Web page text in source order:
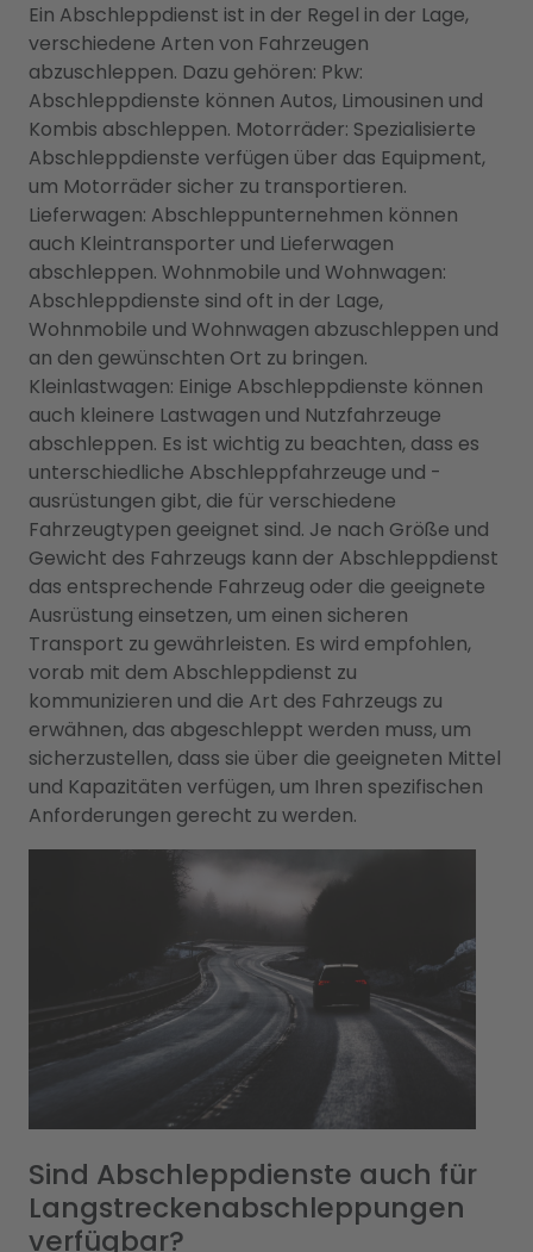
Ein Abschleppdienst ist in der Regel in der Lage,
verschiedene Arten von Fahrzeugen
abzuschleppen. Dazu gehören: Pkw:
Abschleppdienste können Autos, Limousinen und
Kombis abschleppen. Motorräder: Spezialisierte
Abschleppdienste verfügen über das Equipment,
um Motorräder sicher zu transportieren.
Lieferwagen: Abschleppunternehmen können
auch Kleintransporter und Lieferwagen
abschleppen. Wohnmobile und Wohnwagen:
Abschleppdienste sind oft in der Lage,
Wohnmobile und Wohnwagen abzuschleppen und
an den gewünschten Ort zu bringen.
Kleinlastwagen: Einige Abschleppdienste können
auch kleinere Lastwagen und Nutzfahrzeuge
abschleppen. Es ist wichtig zu beachten, dass es
unterschiedliche Abschleppfahrzeuge und -
ausrüstungen gibt, die für verschiedene
Fahrzeugtypen geeignet sind. Je nach Größe und
Gewicht des Fahrzeugs kann der Abschleppdienst
das entsprechende Fahrzeug oder die geeignete
Ausrüstung einsetzen, um einen sicheren
Transport zu gewährleisten. Es wird empfohlen,
vorab mit dem Abschleppdienst zu
kommunizieren und die Art des Fahrzeugs zu
erwähnen, das abgeschleppt werden muss, um
sicherzustellen, dass sie über die geeigneten Mittel
und Kapazitäten verfügen, um Ihren spezifischen
Anforderungen gerecht zu werden.
Sind Abschleppdienste auch für
Langstreckenabschleppungen
verfügbar?